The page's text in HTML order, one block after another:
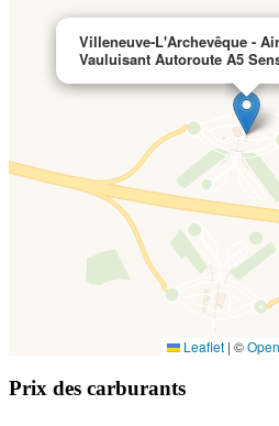
Villeneuve-L'Archevêque -
Vauluisant Autoroute A5
Leaflet | ©
Prix des carburants